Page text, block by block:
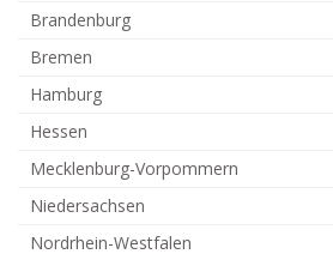
Brandenburg
Bremen
Hamburg
Hessen
Mecklenburg-Vorpommern
Niedersachsen
Nordrhein-Westfalen